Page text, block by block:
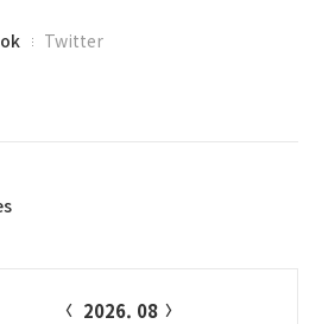
Twitter
2026. 08